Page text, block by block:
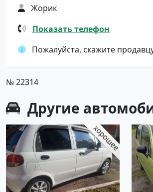
Жорик
Показать телефон
Пожалуйста, скажите
№ 22314
Другие